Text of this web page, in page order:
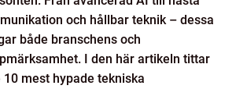
och hållbar teknik – dessa
både branschens och
I den här artikeln tittar
mest hypade tekniska